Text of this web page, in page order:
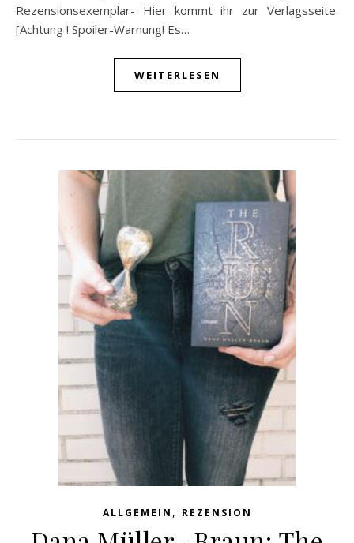
Rezensionsexemplar- Hier kommt ihr zur Verlagsseite.
[Achtung ! Spoiler-Warnung! Es…
WEITERLESEN
ALLGEMEIN , REZENSION